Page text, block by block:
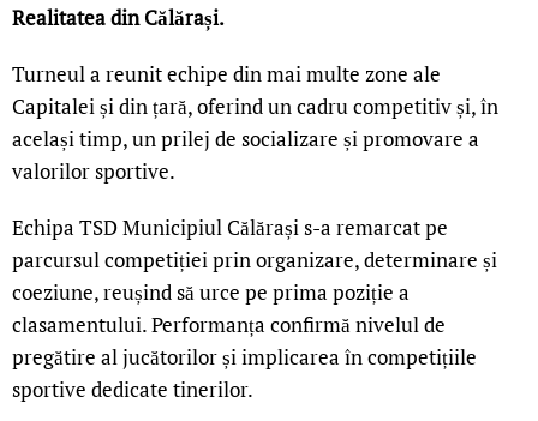
Realitatea din Călărași.
Turneul a reunit echipe din mai multe zone ale
Capitalei și din țară, oferind un cadru competitiv și, în
același timp, un prilej de socializare și promovare a
valorilor sportive.
Echipa TSD Municipiul Călărași s-a remarcat pe
parcursul competiției prin organizare, determinare și
coeziune, reușind să urce pe prima poziție a
clasamentului. Performanța confirmă nivelul de
pregătire al jucătorilor și implicarea în competițiile
sportive dedicate tinerilor.